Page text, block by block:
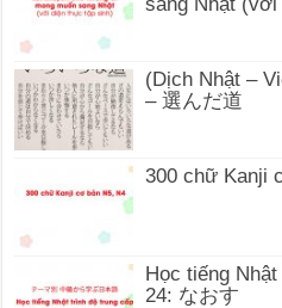
(Dịch Nhật –
– 選んだ道
300 chữ Kanji
Học tiếng
24: なおす